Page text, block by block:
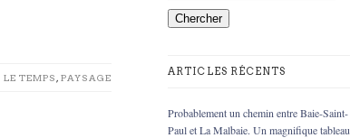
LE TEMPS , PAYSAGE ARTICLES RÉCENTS
Probablement un chemin entre Baie-Saint-
Paul et La Malbaie. Un magnifique tableau